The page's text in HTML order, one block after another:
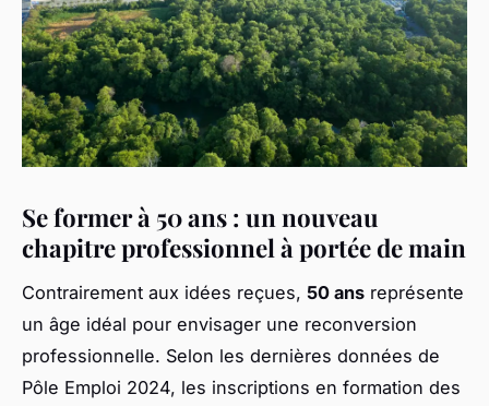
Se former à 50 ans : un nouveau
chapitre professionnel à portée de main
Contrairement aux idées reçues, 50 ans représente
un âge idéal pour envisager une reconversion
professionnelle. Selon les dernières données de
Pôle Emploi 2024, les inscriptions en formation des